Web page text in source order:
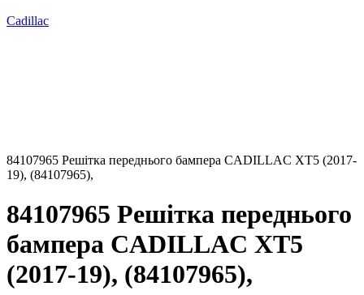
Cadillac
84107965 Решітка переднього бампера CADILLAC XT5 (2017-
19), (84107965),
84107965 Решітка переднього
бампера CADILLAC XT5
(2017-19), (84107965),